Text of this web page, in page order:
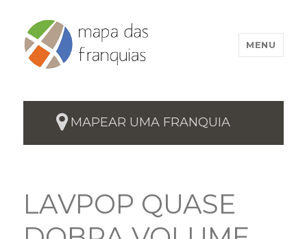
MENU
MAPEAR UMA FRANQUIA
LAVPOP QUASE